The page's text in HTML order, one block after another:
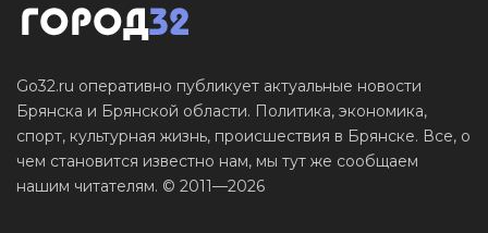
Go32.ru оперативно публикует актуальные новости
Брянска и Брянской области. Политика, экономика,
спорт, культурная жизнь, происшествия в Брянске. Все, о
чем становится известно нам, мы тут же сообщаем
нашим читателям. © 2011—2026